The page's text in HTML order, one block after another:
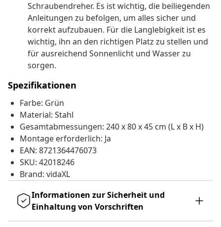
Schraubendreher. Es ist wichtig, die beiliegenden
Anleitungen zu befolgen, um alles sicher und
korrekt aufzubauen. Für die Langlebigkeit ist es
wichtig, ihn an den richtigen Platz zu stellen und
für ausreichend Sonnenlicht und Wasser zu
sorgen.
Spezifikationen
Farbe: Grün
Material: Stahl
Gesamtabmessungen: 240 x 80 x 45 cm (L x B x H)
Montage erforderlich: Ja
EAN: 8721364476073
SKU: 42018246
Brand: vidaXL
Informationen zur Sicherheit und
Einhaltung von Vorschriften